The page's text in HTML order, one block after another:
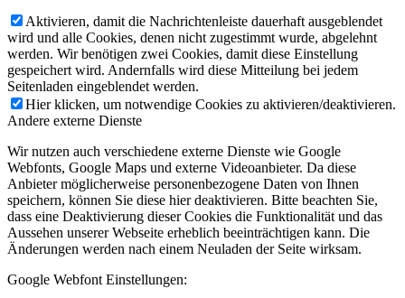
Aktivieren, damit die Nachrichtenleiste dauerhaft ausgeblendet
wird und alle Cookies, denen nicht zugestimmt wurde, abgelehnt
werden. Wir benötigen zwei Cookies, damit diese Einstellung
gespeichert wird. Andernfalls wird diese Mitteilung bei jedem
Seitenladen eingeblendet werden.
Hier klicken, um notwendige Cookies zu aktivieren/deaktivieren.
Andere externe Dienste
Wir nutzen auch verschiedene externe Dienste wie Google
Webfonts, Google Maps und externe Videoanbieter. Da diese
Anbieter möglicherweise personenbezogene Daten von Ihnen
speichern, können Sie diese hier deaktivieren. Bitte beachten Sie,
dass eine Deaktivierung dieser Cookies die Funktionalität und das
Aussehen unserer Webseite erheblich beeinträchtigen kann. Die
Änderungen werden nach einem Neuladen der Seite wirksam.
Google Webfont Einstellungen: